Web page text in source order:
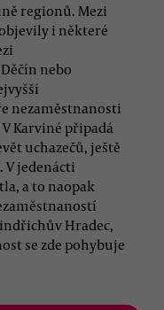
regionů. Mezi
i některé
nebo
nezaměstnanosti
Karviné připadá
uchazečů, ještě
V jedenácti
a to naopak
Hradec,
se zde pohybuje